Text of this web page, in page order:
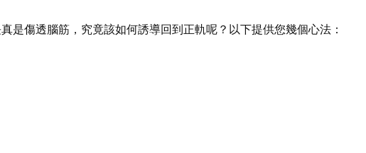
傷透腦筋，究竟該如何誘導回到正軌呢？以下提供您幾個心法：